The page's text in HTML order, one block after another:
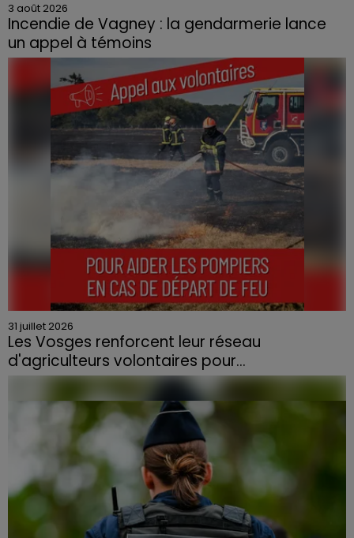
3 août 2026
Incendie de Vagney : la gendarmerie lance
un appel à témoins
Le feu, parti d'une haie avant de se propager au
quartier résidentiel, avait détruit deux habitations et
contraint à l'évacuation d'une centaine de personnes.
31 juillet 2026
Les Vosges renforcent leur réseau
d'agriculteurs volontaires pour...
Face à la sécheresse et aux risques de départs de feu,
la Chambre d'agriculture des Vosges a lancé un appel
aux agriculteurs volontaires pour venir en aide...